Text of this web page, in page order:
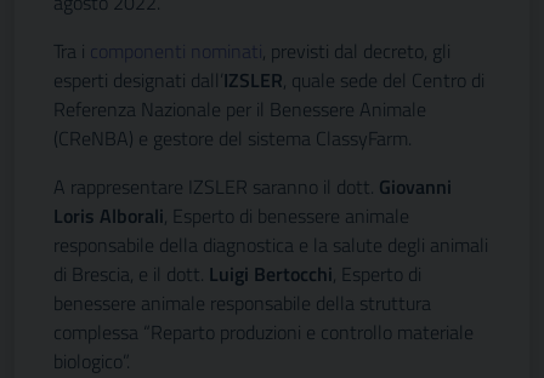
Tra i componenti nominati , previsti dal decreto, gli
esperti designati dall’IZSLER, quale sede del Centro di
Referenza Nazionale per il Benessere Animale
(CReNBA) e gestore del sistema ClassyFarm.
A rappresentare IZSLER saranno il dott. Giovanni
Loris Alborali, Esperto di benessere animale
responsabile della diagnostica e la salute degli animali
di Brescia, e il dott. Luigi Bertocchi, Esperto di
benessere animale responsabile della struttura
complessa “Reparto produzioni e controllo materiale
biologico”.